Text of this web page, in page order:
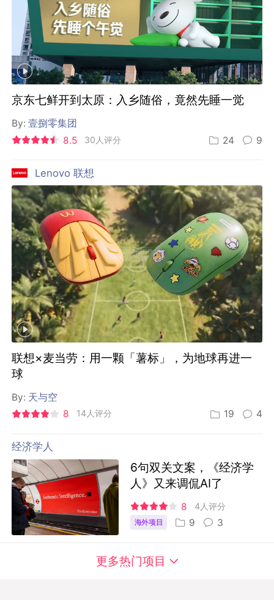
京东七鲜开到太原：入乡随俗，竟然先睡一觉
By:壹捌零集团
8.5
30人评分 24 9
Lenovo 联想
联想×麦当劳：用一颗「薯标」，为地球再进一
球
By: 天与空
8
14人评分 19 4
经济学人
6句双关文案，《经济学
人》又来调侃AI了
8 4人评分
海外项目 9 3
更多热门项目